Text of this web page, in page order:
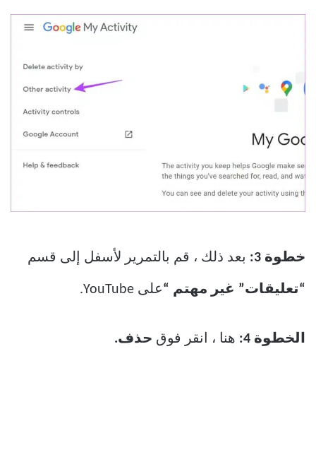
خطوة 3: بعد ذلك ، قم بالتمرير لأسفل إلى قسم
“تعليقات” غير مهتم “على YouTube.
الخطوة 4: هنا ، انقر فوق حذف.